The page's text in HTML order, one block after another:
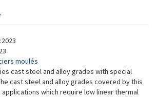
moulés
cast steel and alloy grades with special
cast steel and alloy grades covered by this
which require low linear thermal